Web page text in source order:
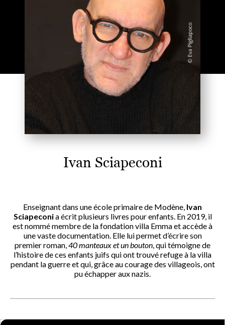
Ivan Sciapeconi
Enseignant dans une école primaire de Modène, Ivan
Sciapeconia écrit plusieurs livres pour enfants. En 2019, il
est nommé membre de la fondation villa Emma et accède à
une vaste documentation. Elle lui permet d’écrire son
premier roman,40 manteaux et un bouton, qui témoigne de
l’histoire de ces enfants juifs qui ont trouvé refuge à la villa
pendant la guerre et qui, grâce au courage des villageois, ont
pu échapper aux nazis.